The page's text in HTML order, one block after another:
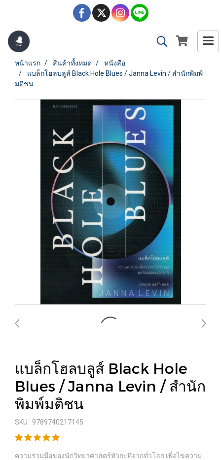
หน้าแรก สินค้าทั้งหมด
หนังสือ
แบล็กโฮลบลูส์ Black Hole Blues / Janna Levin / สำนักพิมพ์
มติชน
แบล็กโฮลบลูส์ Black Hole
Blues / Janna Levin / สำนัก
พิมพ์มติชน
SKU : 9789740217145
ความร่วมมือของนักวิทยาศาสตร์หัวกะทิจากทั่วโลก เพื่อไขความ